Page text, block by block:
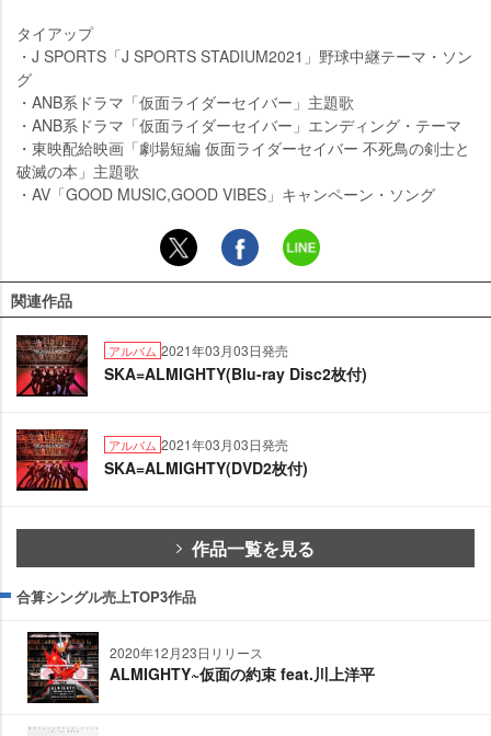
タイアップ
・J SPORTS「J SPORTS STADIUM2021」野球中継テーマ・ソン
グ
・ANB系ドラマ「仮面ライダーセイバー」主題歌
・ANB系ドラマ「仮面ライダーセイバー」エンディング・テーマ
・東映配給映画「劇場短編 仮面ライダーセイバー 不死鳥の剣士と
破滅の本」主題歌
・AV「GOOD MUSIC,GOOD VIBES」キャンペーン・ソング
関連作品
アルバム 2021年03月03日発売
SKA=ALMIGHTY(Blu-ray Disc2枚付)
アルバム 2021年03月03日発売
SKA=ALMIGHTY(DVD2枚付)
作品一覧を見る
合算シングル売上TOP3作品
2020年12月23日リリース
ALMIGHTY~仮面の約束 feat.川上洋平